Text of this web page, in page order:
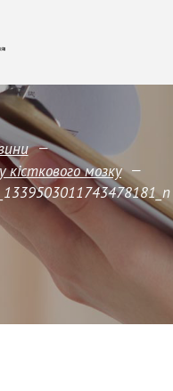
—
мозку —